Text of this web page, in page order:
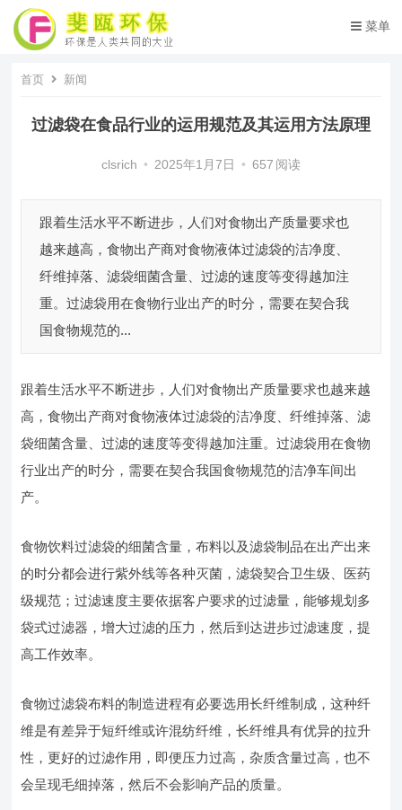
菜单
首页 新闻
过滤袋在食品行业的运用规范及其运用方法原理
clsrich • 2025年1月7日 • 657 阅读
跟着生活水平不断进步，人们对食物出产质量要求也
越来越高，食物出产商对食物液体过滤袋的洁净度、
纤维掉落、滤袋细菌含量、过滤的速度等变得越加注
重。过滤袋用在食物行业出产的时分，需要在契合我
国食物规范的...
跟着生活水平不断进步，人们对食物出产质量要求也越来越
高，食物出产商对食物液体过滤袋的洁净度、纤维掉落、滤
袋细菌含量、过滤的速度等变得越加注重。过滤袋用在食物
行业出产的时分，需要在契合我国食物规范的洁净车间出
产。
食物饮料过滤袋的细菌含量，布料以及滤袋制品在出产出来
的时分都会进行紫外线等各种灭菌，滤袋契合卫生级、医药
级规范；过滤速度主要依据客户要求的过滤量，能够规划多
袋式过滤器，增大过滤的压力，然后到达进步过滤速度，提
高工作效率。
食物过滤袋布料的制造进程有必要选用长纤维制成，这种纤
维是有差异于短纤维或许混纺纤维，长纤维具有优异的拉升
性，更好的过滤作用，即便压力过高，杂质含量过高，也不
会呈现毛细掉落，然后不会影响产品的质量。